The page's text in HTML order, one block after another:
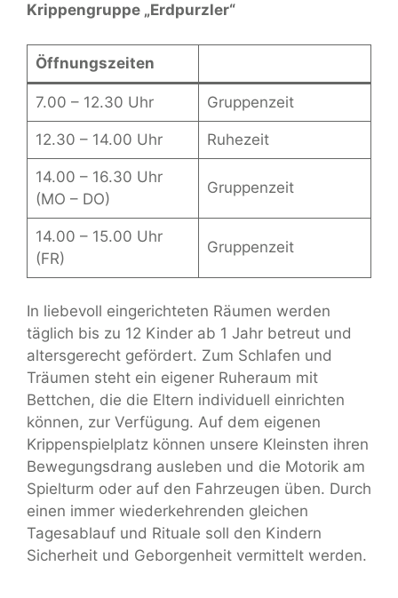
Krippengruppe „Erdpurzler“
Öffnungszeiten
7.00 – 12.30 Uhr Gruppenzeit
12.30 – 14.00 Uhr Ruhezeit
14.00 – 16.30 Uhr
(MO – DO)
Gruppenzeit
14.00 – 15.00 Uhr
(FR)
Gruppenzeit
In liebevoll eingerichteten Räumen werden
täglich bis zu 12 Kinder ab 1 Jahr betreut und
altersgerecht gefördert. Zum Schlafen und
Träumen steht ein eigener Ruheraum mit
Bettchen, die die Eltern individuell einrichten
können, zur Verfügung. Auf dem eigenen
Krippenspielplatz können unsere Kleinsten ihren
Bewegungsdrang ausleben und die Motorik am
Spielturm oder auf den Fahrzeugen üben. Durch
einen immer wiederkehrenden gleichen
Tagesablauf und Rituale soll den Kindern
Sicherheit und Geborgenheit vermittelt werden.